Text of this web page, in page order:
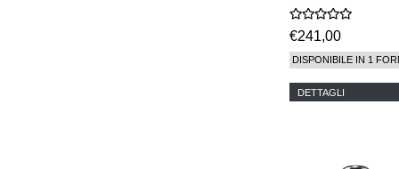
€241,00
DISPONIBILE IN 1
DETTAGLI